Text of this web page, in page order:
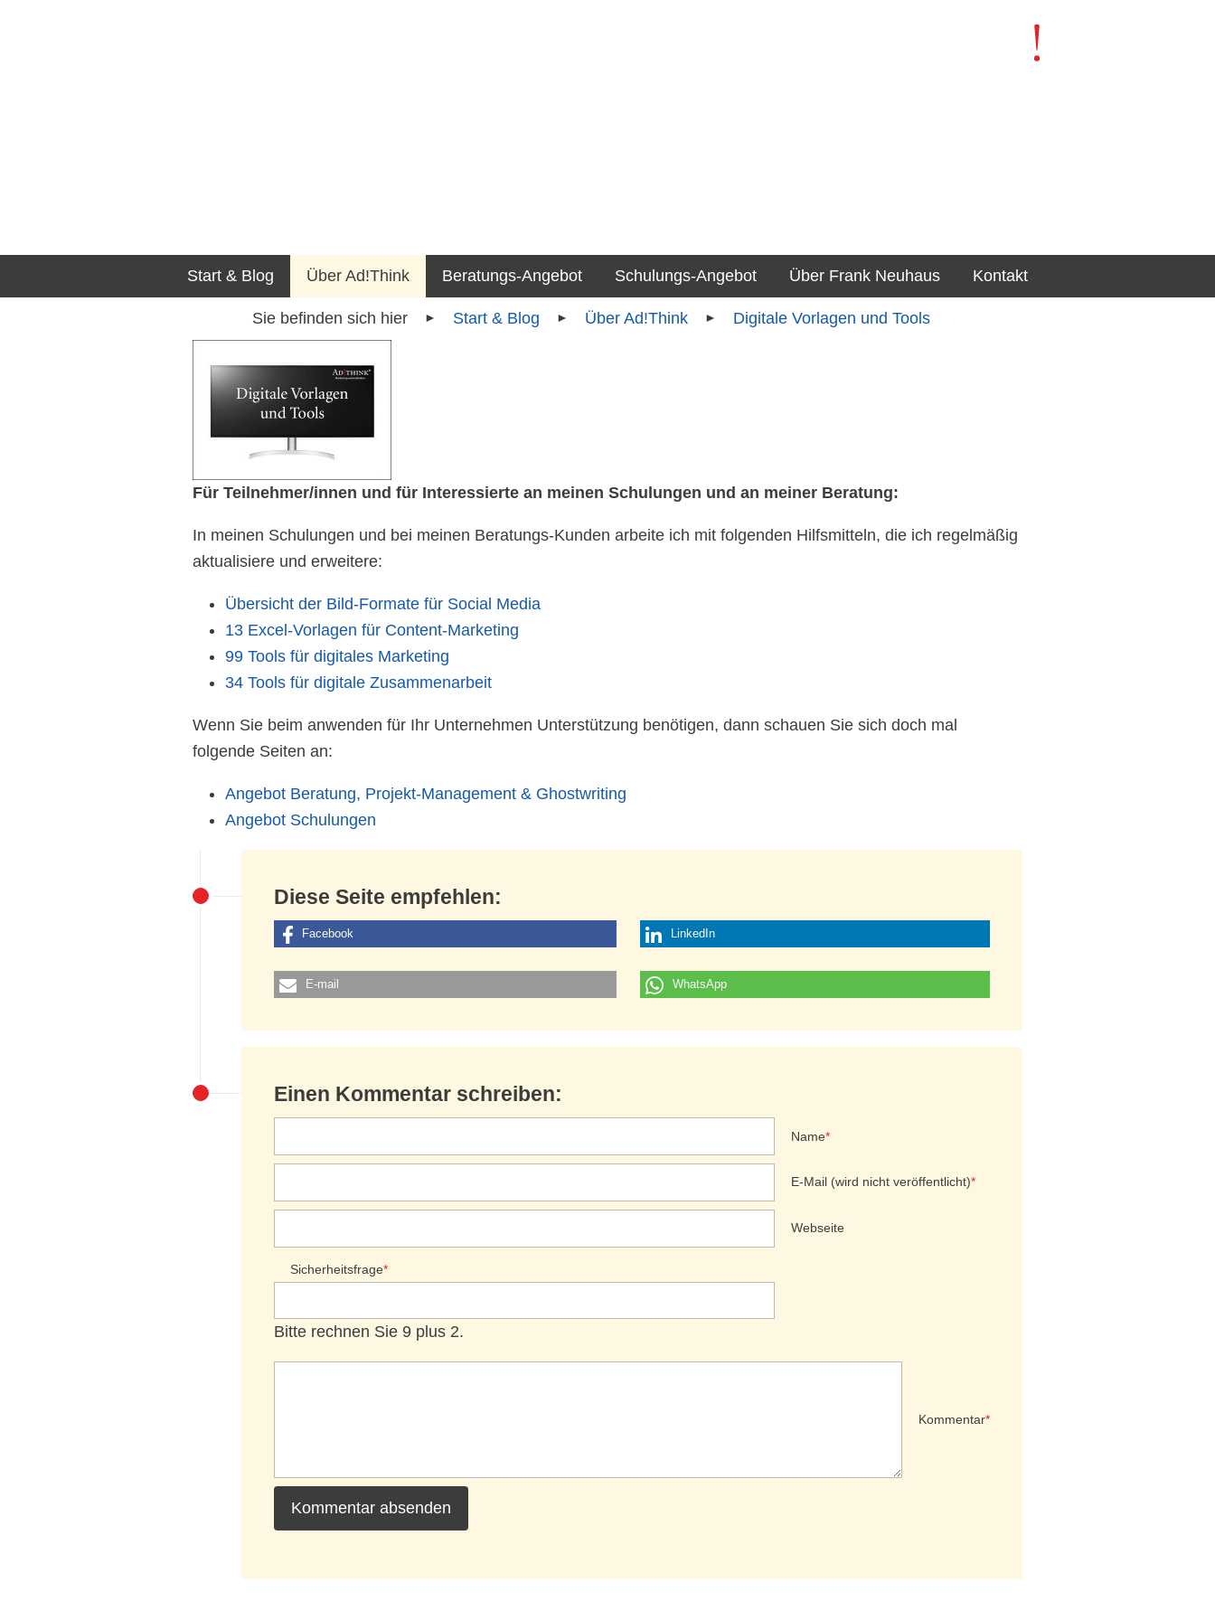
Start & Blog Über Ad!Think Beratungs-Angebot Schulungs-Angebot Über Frank Neuhaus Kontakt
Start & Blog Über Ad!Think Digitale Vorlagen und Tools
Für Teilnehmer/innen und für Interessierte an meinen Schulungen und an meiner Beratung:
In meinen Schulungen und bei meinen Beratungs-Kunden arbeite ich mit folgenden Hilfsmitteln, die ich regelmäßig
aktualisiere und erweitere:
Übersicht der Bild-Formate für Social Media
13 Excel-Vorlagen für Content-Marketing
99 Tools für digitales Marketing
34 Tools für digitale Zusammenarbeit
Wenn Sie beim anwenden für Ihr Unternehmen Unterstützung benötigen, dann schauen Sie sich doch mal
folgende Seiten an:
Angebot Beratung, Projekt-Management & Ghostwriting
Angebot Schulungen
Diese Seite empfehlen:
Facebook LinkedIn
E-mail WhatsApp
Einen Kommentar schreiben:
Name*
E-Mail (wird nicht veröffentlicht)*
Webseite
Sicherheitsfrage*
Bitte rechnen Sie 9 plus 2.
Kommentar*
Kommentar absenden